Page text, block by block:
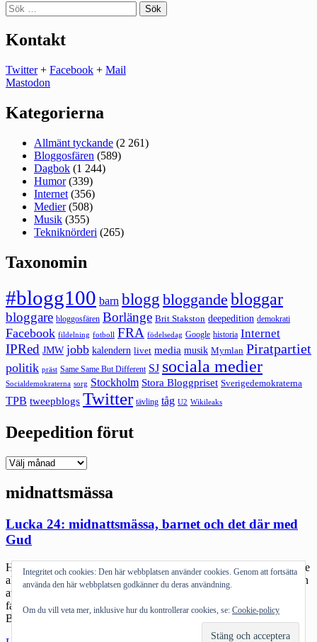
Sök
efter:
Kontakt
Twitter+ Facebook + Mail
Mastodon
Kategorierna
Allmänt tyckande (2 261)
Bloggosfären (589)
Dagbok (1 244)
Humor(339)
Internet (356)
Medier(508)
Musik (355)
Tekniknörderi (265)
Taxonomin
#blogg100 barn blogg bloggande bloggar
bloggare bloggosfären Borlänge Brit Stakston deepedition demokrati
Facebook fildelning fotboll FRA födelsedag Google historia Internet
IPRed JMW jobb kalendern livet media musik Mymlan Piratpartiet
politik präst Same Same But Different SJ sociala medier
Socialdemokraterna sorg Stockholm Stora Bloggpriset Sverigedemokraterna
TPB tweepblogs Twitter tävling tåg U2 Wikileaks
Deepedition förut
Deepedition
midnattsmässa
Lucka 24: midnattsmässa, barnet och det där med
Gud
Hamnar inatt i en stillsam pratstund med @nvagge om känslan att se
alla vänner gå till midnattsmässor. Båda har vi vår bakgrund där i en
av de goda delarna av kyrkan. Mitt i det brusande fantastiska att
faktiskt någon kan kombinera kamp för frihet här och nu och Gud.
Båda har också sin grund i […]
Integritet och cookies: Den här webbplatsen använder cookies. Genom att fortsätta
använda den här webbplatsen godkänner du deras användning.
Om du vill veta mer, inklusive hur du kontrollerar cookies, se: Cookie-policy